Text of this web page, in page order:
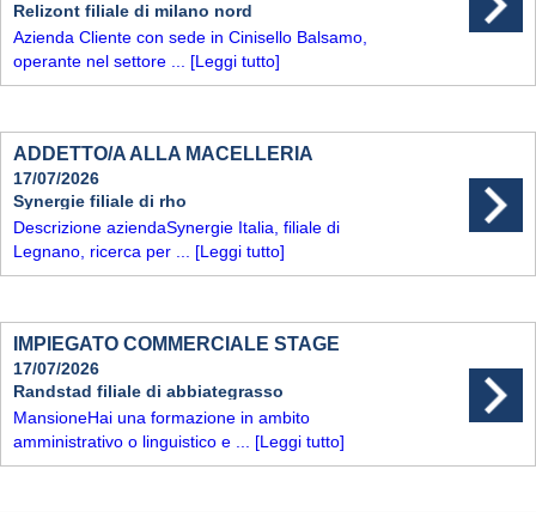
Relizont filiale di milano nord
Azienda Cliente con sede in Cinisello Balsamo,
operante nel settore ... [Leggi tutto]
ADDETTO/A ALLA MACELLERIA
17/07/2026
Synergie filiale di rho
Descrizione aziendaSynergie Italia, filiale di
Legnano, ricerca per ... [Leggi tutto]
IMPIEGATO COMMERCIALE STAGE
17/07/2026
Randstad filiale di abbiategrasso
MansioneHai una formazione in ambito
amministrativo o linguistico e ... [Leggi tutto]